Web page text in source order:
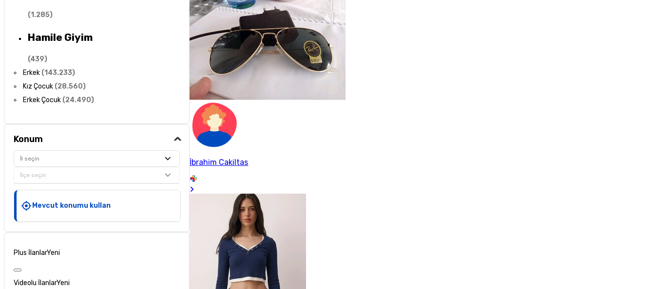
(1.285)
Hamile Giyim
(439)
Erkek (143.233)
Kız Çocuk (28.560)
Erkek Çocuk (24.490)
Konum
İl seçin
İlçe seçin
Mevcut konumu kullan
Plus İlanlarYeni
Videolu İlanlarYeni
İbrahim Cakiltas